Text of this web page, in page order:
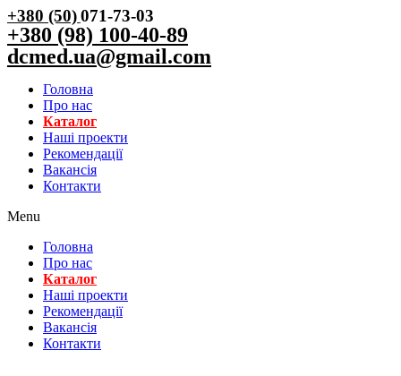
+380 (50)071-73-03
+380 (98) 100-40-89
dcmed.ua@gmail.com
Головна
Про нас
Каталог
Нашi проекти
Рекомендації
Вакансiя
Контакти
Menu
Головна
Про нас
Каталог
Нашi проекти
Рекомендації
Вакансiя
Контакти